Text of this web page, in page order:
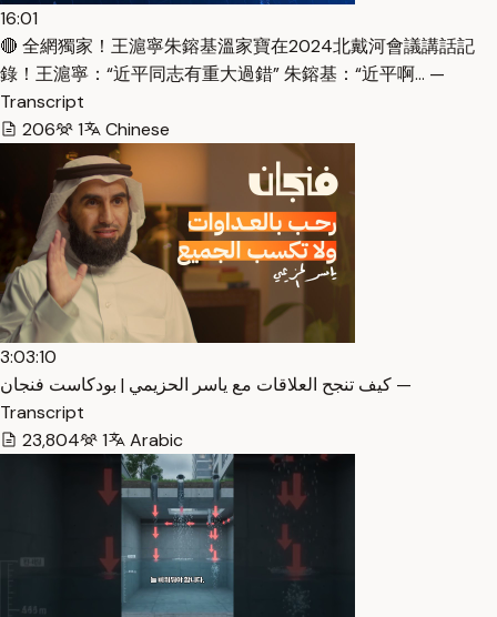
16:01
🔴 全網獨家！王滬寧朱鎔基溫家寶在2024北戴河會議講話記
錄！王滬寧：“近平同志有重大過錯” 朱鎔基：“近平啊… —
Transcript
206
1 Chinese
3:03:10
كيف تنجح العلاقات مع ياسر الحزيمي | بودكاست فنجان —
Transcript
23,804
1 Arabic